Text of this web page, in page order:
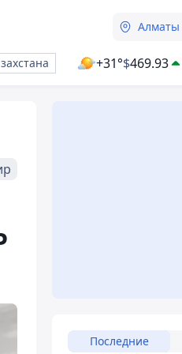
Алматы
+31°$469.93
Последние